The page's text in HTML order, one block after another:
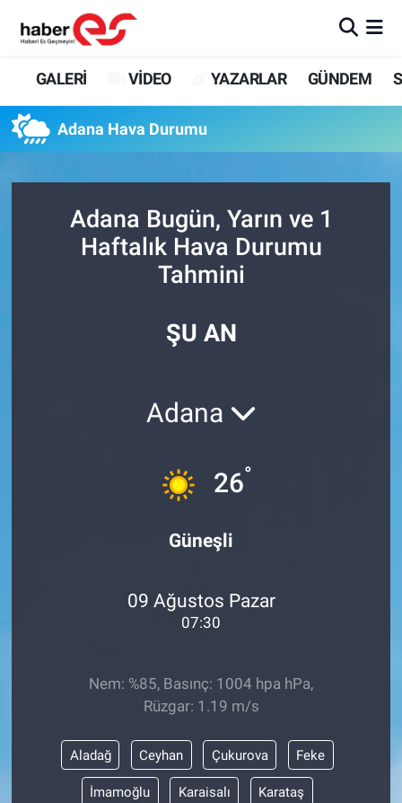
GALERİ VİDEO YAZARLAR GÜNDEM
Adana Hava Durumu
Adana Bugün, Yarın ve 1
Haftalık Hava Durumu
Tahmini
ŞU AN
Adana
26°
Güneşli
09 Ağustos Pazar
07:30
Nem: %85, Basınç: 1004 hpa hPa,
Rüzgar: 1.19 m/s
Aladağ Ceyhan Çukurova Feke
İmamoğlu Karaisalı Karataş
GALERİ
GÜNDEM
SİYASET
Eskişehir Nöbetçi Eczaneler
Süper Lig Puan Durumu ve Fikstür
Tüm Manşetler